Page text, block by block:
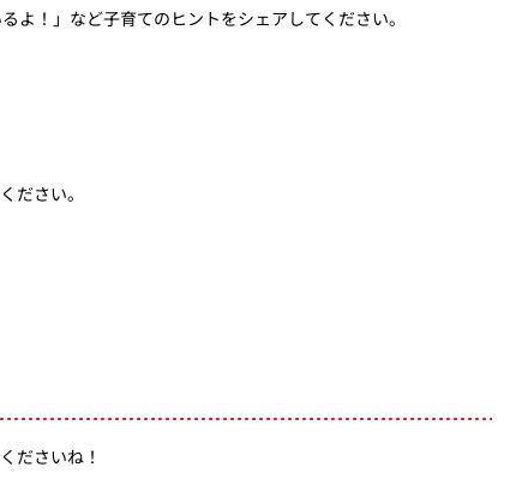
！」など子育てのヒントをシェアしてください。
ださい。
ださいね！